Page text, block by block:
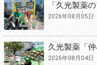
「久光製薬
2026年08月05日
久光製薬「
2026年08月04日